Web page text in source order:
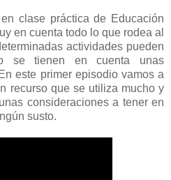
clase práctica de Educación
en cuenta todo lo que rodea al
actividades pueden
se tienen en cuenta unas
este primer episodio vamos a
recurso que se utiliza mucho y
consideraciones a tener en
susto.